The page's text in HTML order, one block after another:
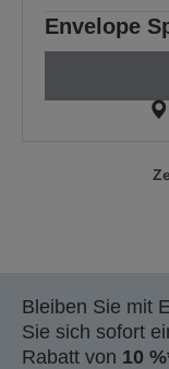
Envelope
Bleiben Sie mit
Sie sich sofort
Rabatt von 10